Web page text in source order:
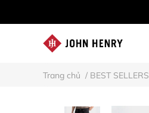
Trang chủ / BEST SELLERS